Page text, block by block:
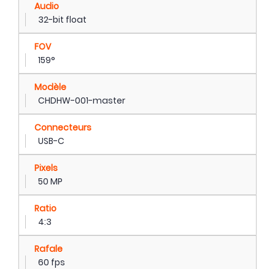
Audio
32-bit float
FOV
159°
Modèle
CHDHW-001-master
Connecteurs
USB-C
Pixels
50 MP
Ratio
4:3
Rafale
60 fps